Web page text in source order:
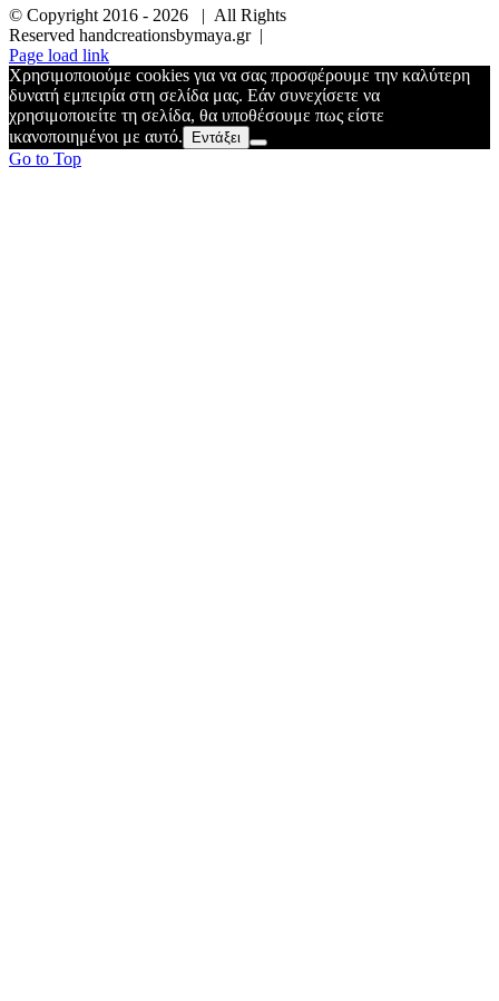
© Copyright 2016 - 2026 | All Rights
Reserved handcreationsbymaya.gr |
Page load link
Χρησιμοποιούμε cookies για να σας προσφέρουμε την καλύτερη
δυνατή εμπειρία στη σελίδα μας. Εάν συνεχίσετε να
χρησιμοποιείτε τη σελίδα, θα υποθέσουμε πως είστε
ικανοποιημένοι με αυτό.
Εντάξει
Go to Top